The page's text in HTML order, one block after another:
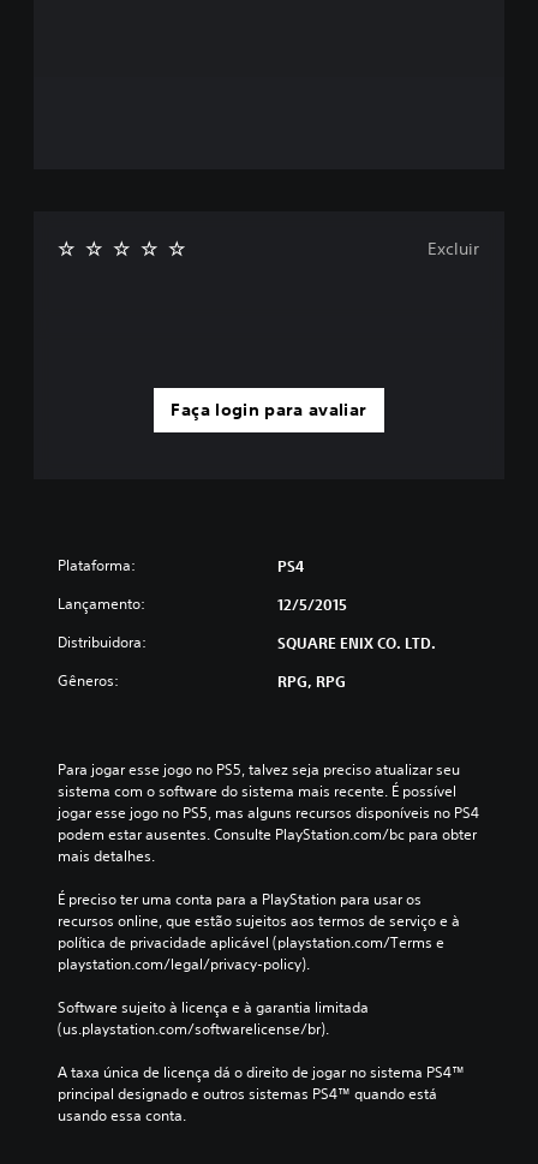
Faça login para avaliar
Excluir
Plataforma: PS4
Lançamento: 12/5/2015
Distribuidora: SQUARE ENIX CO. LTD.
Gêneros: RPG, RPG
Para jogar esse jogo no PS5, talvez seja preciso atualizar seu
sistema com o software do sistema mais recente. É possível
jogar esse jogo no PS5, mas alguns recursos disponíveis no PS4
podem estar ausentes. Consulte PlayStation.com/bc para obter
mais detalhes.
É preciso ter uma conta para a PlayStation para usar os
recursos online, que estão sujeitos aos termos de serviço e à
política de privacidade aplicável (playstation.com/Terms e
playstation.com/legal/privacy-policy).
Software sujeito à licença e à garantia limitada
(us.playstation.com/softwarelicense/br).
A taxa única de licença dá o direito de jogar no sistema PS4™
principal designado e outros sistemas PS4™ quando está
usando essa conta.